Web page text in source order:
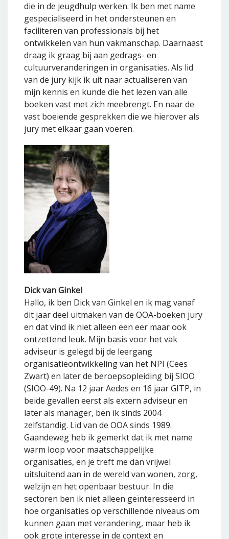
die in de jeugdhulp werken. Ik ben met name
gespecialiseerd in het ondersteunen en
faciliteren van professionals bij het
ontwikkelen van hun vakmanschap. Daarnaast
draag ik graag bij aan gedrags- en
cultuurveranderingen in organisaties. Als lid
van de jury kijk ik uit naar actualiseren van
mijn kennis en kunde die het lezen van alle
boeken vast met zich meebrengt. En naar de
vast boeiende gesprekken die we hierover als
jury met elkaar gaan voeren.
Dick van Ginkel
Hallo, ik ben Dick van Ginkel en ik mag vanaf
dit jaar deel uitmaken van de OOA-boeken jury
en dat vind ik niet alleen een eer maar ook
ontzettend leuk. Mijn basis voor het vak
adviseur is gelegd bij de leergang
organisatieontwikkeling van het NPI (Cees
Zwart) en later de beroepsopleiding bij SIOO
(SIOO-49). Na 12 jaar Aedes en 16 jaar GITP, in
beide gevallen eerst als extern adviseur en
later als manager, ben ik sinds 2004
zelfstandig. Lid van de OOA sinds 1989.
Gaandeweg heb ik gemerkt dat ik met name
warm loop voor maatschappelijke
organisaties, en je treft me dan vrijwel
uitsluitend aan in de wereld van wonen, zorg,
welzijn en het openbaar bestuur. In die
sectoren ben ik niet alleen geïnteresseerd in
hoe organisaties op verschillende niveaus om
kunnen gaan met verandering, maar heb ik
ook grote interesse in de context en